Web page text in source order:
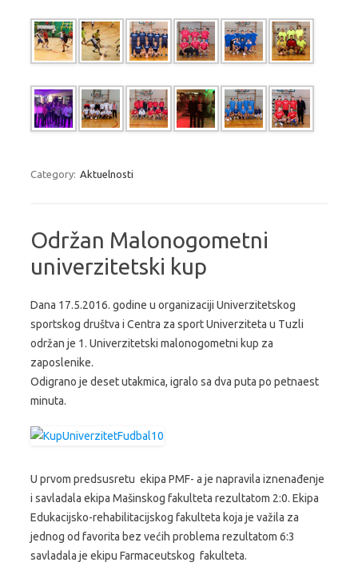
Category: Aktuelnosti
Održan Malonogometni
univerzitetski kup
Dana 17.5.2016. godine u organizaciji Univerzitetskog
sportskog društva i Centra za sport Univerziteta u Tuzli
održan je 1. Univerzitetski malonogometni kup za
zaposlenike.
Odigrano je deset utakmica, igralo sa dva puta po petnaest
minuta.
U prvom predsusretu ekipa PMF- a je napravila iznenađenje
i savladala ekipa Mašinskog fakulteta rezultatom 2:0. Ekipa
Edukacijsko-rehabilitacijskog fakulteta koja je važila za
jednog od favorita bez većih problema rezultatom 6:3
savladala je ekipu Farmaceutskog fakulteta.